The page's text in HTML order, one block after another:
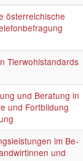
österreichische
Tierwohlstandards
und Beratung in
und Fortbildung
im Be-
und